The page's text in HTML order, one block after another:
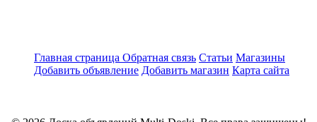
Главная страница Обратная связь Статьи Магазины
Добавить объявление Добавить магазин Карта сайта